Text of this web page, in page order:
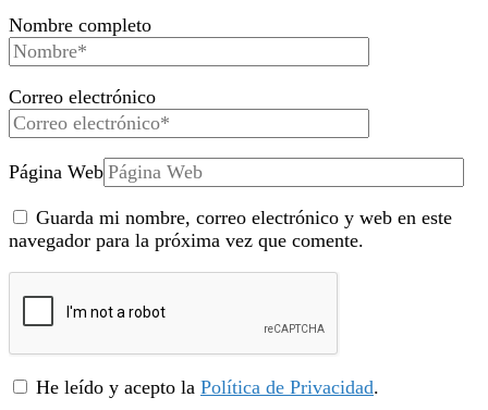
Nombre completo
Correo electrónico
Página Web
Guarda mi nombre, correo electrónico y web en este
navegador para la próxima vez que comente.
He leído y acepto la Política de Privacidad.